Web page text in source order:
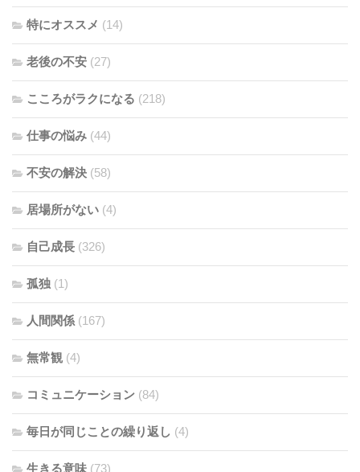
特にオススメ (14)
老後の不安 (27)
こころがラクになる (218)
仕事の悩み (44)
不安の解決 (58)
居場所がない (4)
自己成長 (326)
孤独 (1)
人間関係 (167)
無常観 (4)
コミュニケーション (84)
毎日が同じことの繰り返し (4)
生きる意味 (73)